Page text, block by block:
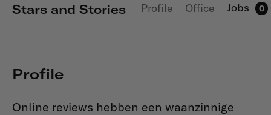
Stars and Stories Profile Office Jobs 0
Profile
Online reviews hebben een waanzinnige